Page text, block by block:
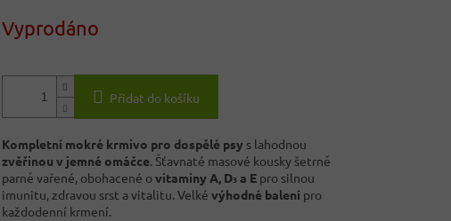
Vyprodáno
Přidat do košíku
Kompletní mokré krmivo pro dospělé psy s lahodnou
zvěřinou v jemné omáčce. Šťavnaté masové kousky šetrně
parně vařené, obohacené ovitaminy A, D₃ a Epro silnou
imunitu, zdravou srst a vitalitu. Velké výhodné balení pro
každodenní krmení.